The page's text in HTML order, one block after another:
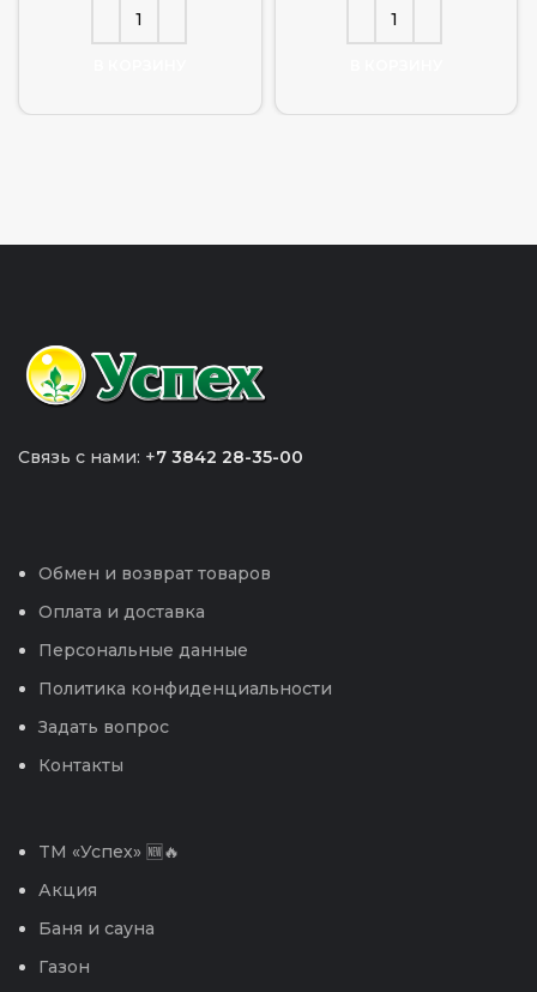
Связь с нами: +7 3842 28-35-00
Обмен и возврат товаров
Оплата и доставка
Персональные данные
Политика конфиденциальности
Задать вопрос
Контакты
TM «Успех» 🆕🔥
Акция
Баня и сауна
Газон